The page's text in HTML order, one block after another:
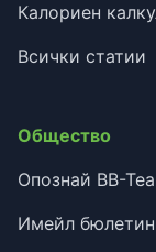
Калориен
Всички статии
Общество
Опознай BB-
Имейл бюлетин